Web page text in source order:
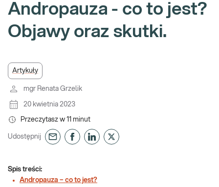
Andropauza - co to jest?
Objawy oraz skutki.
Artykuły
mgr Renata Grzelik
20 kwietnia 2023
Przeczytasz w 11 minut
Udostępnij
Spis treści:
Andropauza – co to jest?